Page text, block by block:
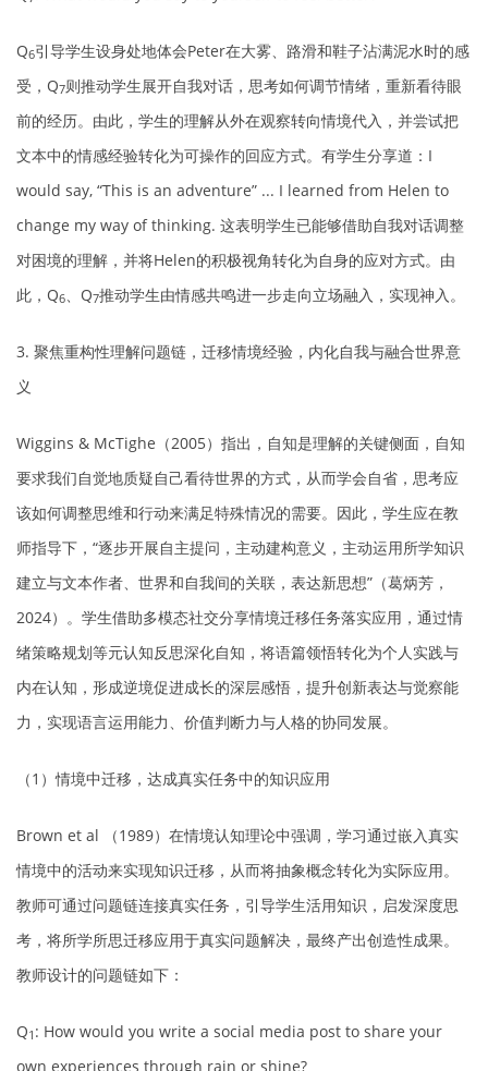
Q6引导学生设身处地体会Peter在大雾、路滑和鞋子沾满泥水时的感
受，Q7则推动学生展开自我对话，思考如何调节情绪，重新看待眼
前的经历。由此，学生的理解从外在观察转向情境代入，并尝试把
文本中的情感经验转化为可操作的回应方式。有学生分享道：I
would say, “This is an adventure” ... I learned from Helen to
change my way of thinking. 这表明学生已能够借助自我对话调整
对困境的理解，并将Helen的积极视角转化为自身的应对方式。由
此，Q6 、Q7推动学生由情感共鸣进一步走向立场融入，实现神入。
3. 聚焦重构性理解问题链，迁移情境经验，内化自我与融合世界意
义
Wiggins & McTighe（2005）指出，自知是理解的关键侧面，自知
要求我们自觉地质疑自己看待世界的方式，从而学会自省，思考应
该如何调整思维和行动来满足特殊情况的需要。因此，学生应在教
师指导下，“逐步开展自主提问，主动建构意义，主动运用所学知识
建立与文本作者、世界和自我间的关联，表达新思想”（葛炳芳，
2024）。学生借助多模态社交分享情境迁移任务落实应用，通过情
绪策略规划等元认知反思深化自知，将语篇领悟转化为个人实践与
内在认知，形成逆境促进成长的深层感悟，提升创新表达与觉察能
力，实现语言运用能力、价值判断力与人格的协同发展。
（1）情境中迁移，达成真实任务中的知识应用
Brown et al （1989）在情境认知理论中强调，学习通过嵌入真实
情境中的活动来实现知识迁移，从而将抽象概念转化为实际应用。
教师可通过问题链连接真实任务，引导学生活用知识，启发深度思
考，将所学所思迁移应用于真实问题解决，最终产出创造性成果。
教师设计的问题链如下：
Q1 : How would you write a social media post to share your
own experiences through rain or shine?